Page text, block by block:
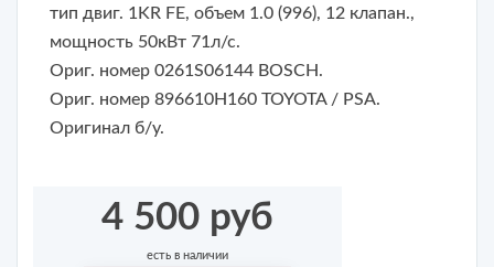
тип двиг. 1KR FE, объем 1.0 (996), 12 клапан.,
мощность 50кВт 71л/с.
Ориг. номер 0261S06144 BOSCH.
Ориг. номер 896610H160 TOYOTA / PSA.
Оригинал б/у.
4 500 руб
есть в наличии